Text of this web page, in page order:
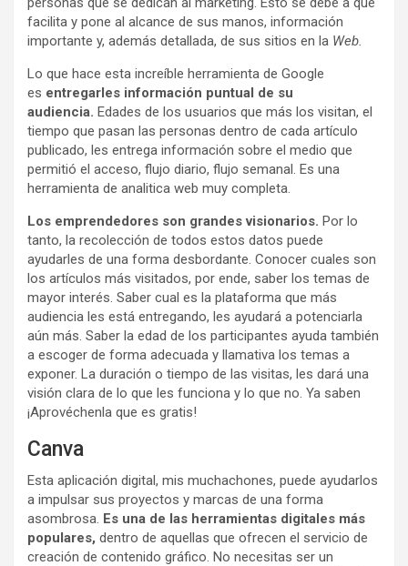
facilita y pone al alcance de sus manos, información
importante y, además detallada, de sus sitios en la Web.
Lo que hace esta increíble herramienta de Google
es entregarles información puntual de su
audiencia. Edades de los usuarios que más los visitan, el
tiempo que pasan las personas dentro de cada artículo
publicado, les entrega información sobre el medio que
permitió el acceso, flujo diario, flujo semanal. Es una
herramienta de analitica web muy completa.
Los emprendedores son grandes visionarios. Por lo
tanto, la recolección de todos estos datos puede
ayudarles de una forma desbordante. Conocer cuales son
los artículos más visitados, por ende, saber los temas de
mayor interés. Saber cual es la plataforma que más
audiencia les está entregando, les ayudará a potenciarla
aún más. Saber la edad de los participantes ayuda también
a escoger de forma adecuada y llamativa los temas a
exponer. La duración o tiempo de las visitas, les dará una
visión clara de lo que les funciona y lo que no. Ya saben
¡Aprovéchenla que es gratis!
Canva
Esta aplicación digital, mis muchachones, puede ayudarlos
a impulsar sus proyectos y marcas de una forma
asombrosa. Es una de las herramientas digitales más
populares, dentro de aquellas que ofrecen el servicio de
creación de contenido gráfico. No necesitas ser un